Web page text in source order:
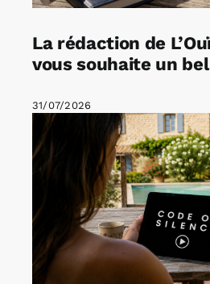
La rédaction de
vous souhaite un
31/07/2026